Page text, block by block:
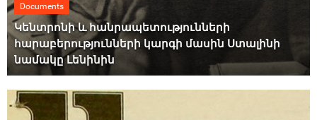
Documents
Կենտրոնի և հանրապետությունների
հարաբերությունների կարգի մասին Ստալինի
նամակը Լենինին